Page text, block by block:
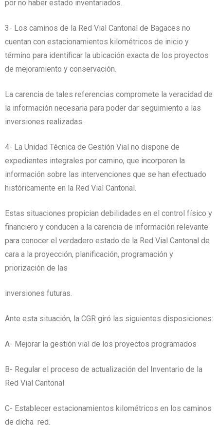
por no haber estado inventariados.
3- Los caminos de la Red Vial Cantonal de Bagaces no
cuentan con estacionamientos kilométricos de inicio y
término para identificar la ubicación exacta de los proyectos
de mejoramiento y conservación.
La carencia de tales referencias compromete la veracidad de
la información necesaria para poder dar seguimiento a las
inversiones realizadas.
4- La Unidad Técnica de Gestión Vial no dispone de
expedientes integrales por camino, que incorporen la
información sobre las intervenciones que se han efectuado
históricamente en la Red Vial Cantonal.
Estas situaciones propician debilidades en el control físico y
financiero y conducen a la carencia de información relevante
para conocer el verdadero estado de la Red Vial Cantonal de
cara a la proyección, planificación, programación y
priorización de las
inversiones futuras.
Ante esta situación, la CGR giró las siguientes disposiciones:
A- Mejorar la gestión vial de los proyectos programados
B- Regular el proceso de actualización del Inventario de la
Red Vial Cantonal
C- Establecer estacionamientos kilométricos en los caminos
de dicha red.